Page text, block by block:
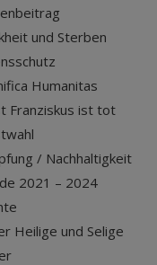
und Sterben
Humanitas
Franziskus ist tot
/ Nachhaltigkeit
2021 – 2024
Heilige und Selige